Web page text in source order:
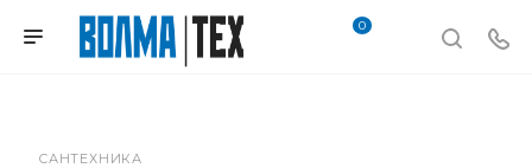
0
САНТЕХНИКА